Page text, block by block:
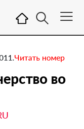
Читать номер
во